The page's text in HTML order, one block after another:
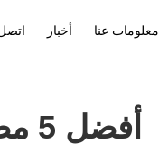
معلومات عنا أخبار اتصل
أفضل 5 مصنعين لخزانات ضاغط الهواء